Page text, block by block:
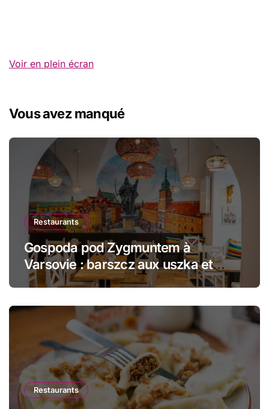
Voir en plein écran
Vous avez manqué
Restaurants
Gospoda pod Zygmuntem à
Varsovie : barszcz aux uszka et
pierogi face au Château Royal
Restaurants